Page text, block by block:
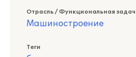
Отрасль / Функциональная
Машиностроение
Теги